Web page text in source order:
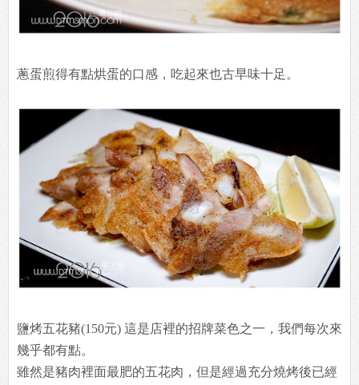
蔥蛋煎得有點烘蛋的口感，吃起來也古早味十足。
鹽烤五花豬(150元) 這是店裡的招牌菜色之一，我們每次來
幾乎都有點。
雖然是豬肉裡面最肥的五花肉，但是經過充分燒烤後已經